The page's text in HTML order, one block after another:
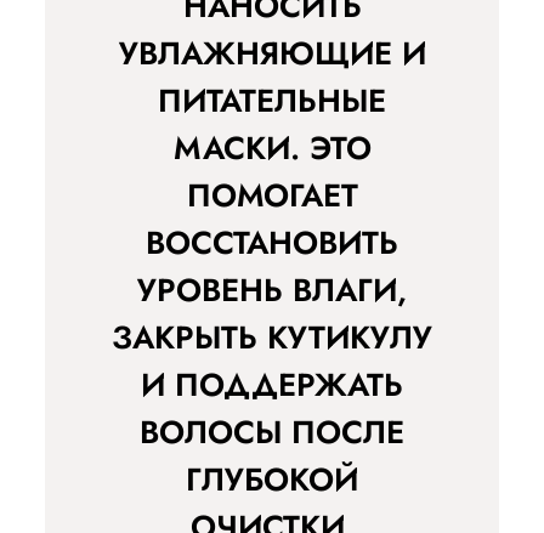
УВЛАЖНЯЮЩИЕ И
ПИТАТЕЛЬНЫЕ
МАСКИ. ЭТО
ПОМОГАЕТ
ВОССТАНОВИТЬ
УРОВЕНЬ ВЛАГИ,
ЗАКРЫТЬ КУТИКУЛУ
И ПОДДЕРЖАТЬ
ВОЛОСЫ ПОСЛЕ
ГЛУБОКОЙ